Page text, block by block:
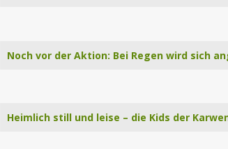
Noch vor der Aktion: Bei Regen wird sich
Heimlich still und leise – die Kids der